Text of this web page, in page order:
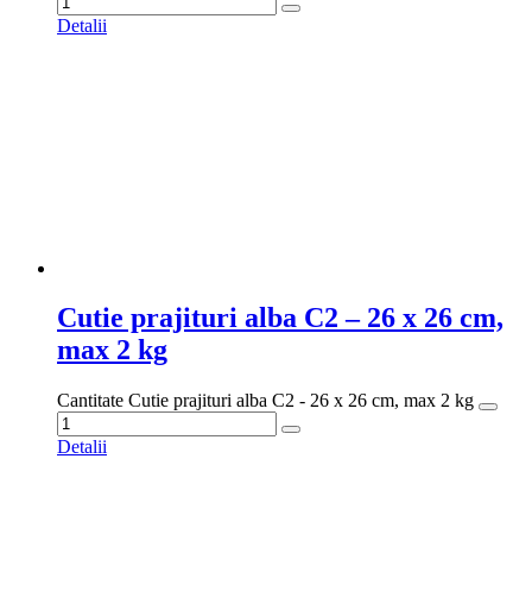
Detalii
Cutie prajituri alba C2 – 26 x 26 cm,
max 2 kg
Cantitate Cutie prajituri alba C2 - 26 x 26 cm, max 2 kg
Detalii